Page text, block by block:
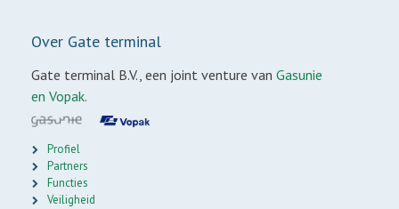
Over Gate terminal
Gate terminal B.V., een joint venture van Gasunie
en Vopak.
Profiel
Partners
Functies
Veiligheid